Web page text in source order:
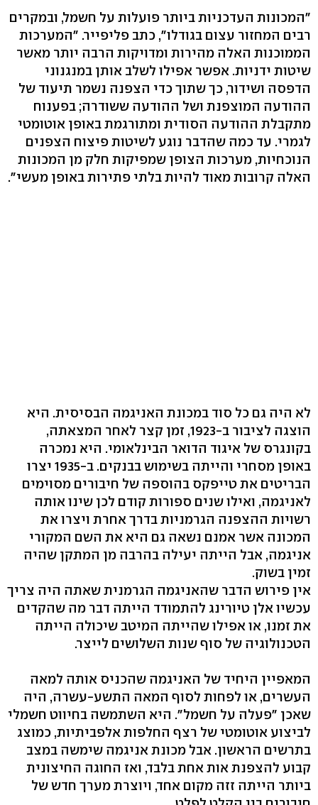
"המכונות העדכניות ביותר פועלות על חשמל, ובמקרים
רבים המחזור עצום בגודלו", כתב פליפייר. "המערכות
הממוכנות האלה מהירות ומדויקות הרבה יותר מאשר
שיטות ידניות. אפשר אפילו לשלב אותן במנגנוני
הדפסה ושידור, כך שתוך כדי הצפנה נשמר תיעוד של
ההודעה המוצפנת ושל ההודעה ששודרה; בפענוח
מתקבלת ההודעה הסודית ומתורגמת באופן אוטומטי
לגמרי. עד כמה שהדבר נוגע לשיטות פיצוח הצפנים
הנוכחיות, מערכות הצופן שמפיקות חלק מן המכונות
האלה קרובות מאוד להיות בלתי פתירות באופן מעשי".
לא היה גם כל סוד במכונת האניגמה הבסיסית. היא
הוצגה לציבור ב-1923, זמן קצר לאחר המצאתה,
בקונגרס של איגוד הדואר הבינלאומי. היא נמכרה
באופן מסחרי והייתה בשימוש בבנקים. ב-1935 יצרו
הבריטים את טייפקס בהוספה של חיבורים מסוימים
לאניגמה, ואילו שנים ספורות קודם לכן שינו אותה
רשויות ההצפנה הגרמניות בדרך אחרת ויצרו את
המכונה אשר אמנם נשאה גם היא את השם המקורי
אניגמה, אבל הייתה יעילה בהרבה מן המתקן שהיה
זמין בשוק.
אין פירוש הדבר שהאניגמה הגרמנית שאתה היה צריך
עכשיו אלן טיורינג להתמודד הייתה דבר מה שהקדים
את זמנו, או אפילו שהייתה המיטב שיכולה הייתה
הטכנולוגיה של סוף שנות השלושים לייצר.
המאפיין היחיד של האניגמה שהכניס אותה למאה
העשרים, או לפחות לסוף המאה התשע-עשרה, היה
שאכן "פעלה על חשמל". היא השתמשה בחיווט חשמלי
לביצוע אוטומטי של רצף החלפות אלפביתיות, כמוצג
בתרשים הראשון. אבל מכונת אניגמה שימשה במצב
קבוע להצפנת אות אחת בלבד, ואז החוגה החיצונית
ביותר הייתה זזה מקום אחד, ויוצרת מערך חדש של